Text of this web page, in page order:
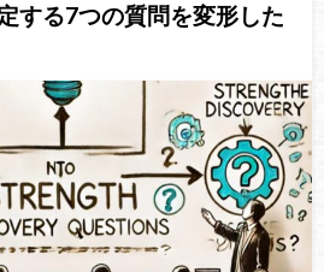
する7つの質問を変形した